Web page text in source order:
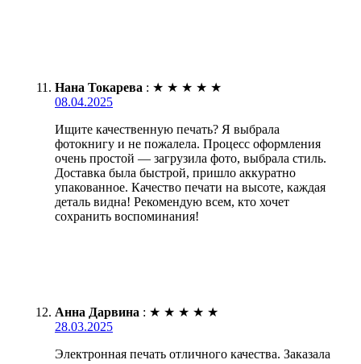
Нана Токарева : ★ ★ ★ ★ ★
08.04.2025
Ищите качественную печать? Я выбрала
фотокнигу и не пожалела. Процесс оформления
очень простой — загрузила фото, выбрала стиль.
Доставка была быстрой, пришло аккуратно
упакованное. Качество печати на высоте, каждая
деталь видна! Рекомендую всем, кто хочет
сохранить воспоминания!
Анна Дарвина : ★ ★ ★ ★ ★
28.03.2025
Электронная печать отличного качества. Заказала